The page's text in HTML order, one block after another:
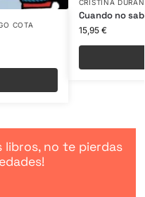
COTA
CRISTINA DURÁN
Cuando no
15,95 €
no te pierdas